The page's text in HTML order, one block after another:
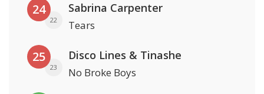
24
22
Sabrina Carpenter
Tears
25
23
Disco Lines & Tinashe
No Broke Boys